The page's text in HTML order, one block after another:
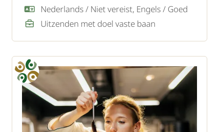
gasten.Nederlands / Niet vereist, Engels / Goed
Uitzenden met doel vaste baan